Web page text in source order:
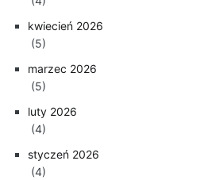
kwiecień 2026
(5)
marzec 2026
(5)
luty 2026
(4)
styczeń 2026
(4)